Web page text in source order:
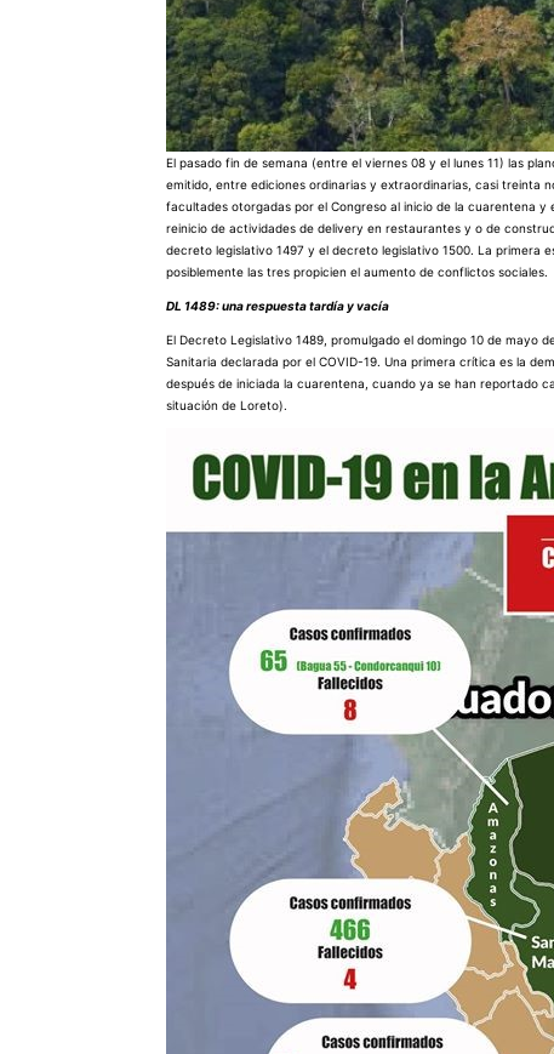
El pasado fin de semana (entre el viernes 08 y el lunes 11) las
emitido, entre ediciones ordinarias y extraordinarias, casi treinta
facultades otorgadas por el Congreso al inicio de la cuarentena y
reinicio de actividades de delivery en restaurantes y o de
decreto legislativo 1497 y el decreto legislativo 1500. La primera
posiblemente las tres propicien el aumento de conflictos sociales.
DL 1489: una respuesta tardía y vacía
El Decreto Legislativo 1489, promulgado el domingo 10 de mayo
Sanitaria declarada por el COVID-19. Una primera crítica es la
después de iniciada la cuarentena, cuando ya se han reportado
situación de Loreto).